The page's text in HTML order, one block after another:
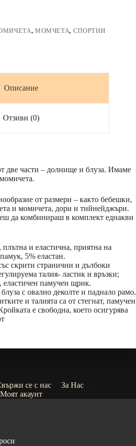
, МОМЧЕТА, СПОРТНИ
Описание
Отзиви (0)
две части – долнище и блуза. Имаме
от размери – както бебешки,
и момичета, дори и тийнейджъри.
да комбинираш в комплект еднакви
и еластична, приятна на
5% еластан.
скрити странични и дълбоки
талия- ластик и връзки;
еластичен памучен щрик.
с овално деколте и паднало рамо.
и талията са от стегнат, памучен
е свободна, което осигурява
се с нас
За Нас
Моят акаунт